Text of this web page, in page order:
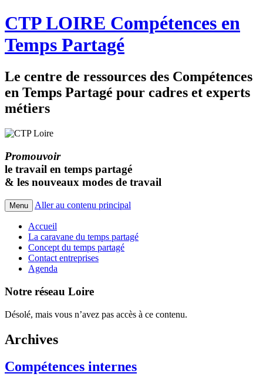
CTP LOIRE Compétences en
Temps Partagé
Le centre de ressources des Compétences
en Temps Partagé pour cadres et experts
métiers
Promouvoir
le travail en temps partagé
& les nouveaux modes de travail
Menu Aller au contenu principal
Accueil
La caravane du temps partagé
Concept du temps partagé
Contact entreprises
Agenda
Notre réseau Loire
Désolé, mais vous n’avez pas accès à ce contenu.
Archives
Compétences internes